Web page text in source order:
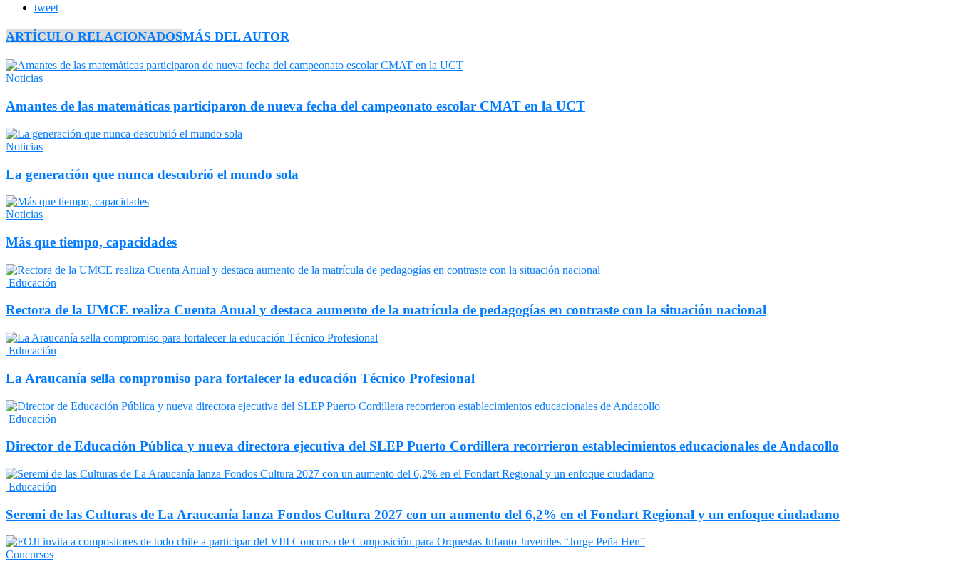
tweet
ARTÍCULO RELACIONADOSMÁS DEL AUTOR
Noticias
Amantes de las matemáticas participaron de nueva fecha del campeonato escolar CMAT en la UCT
Noticias
La generación que nunca descubrió el mundo sola
Noticias
Más que tiempo, capacidades
Educación
Rectora de la UMCE realiza Cuenta Anual y destaca aumento de la matrícula de pedagogías en contraste con la situación nacional
Educación
La Araucanía sella compromiso para fortalecer la educación Técnico Profesional
Educación
Director de Educación Pública y nueva directora ejecutiva del SLEP Puerto Cordillera recorrieron establecimientos educacionales de Andacollo
Educación
Seremi de las Culturas de La Araucanía lanza Fondos Cultura 2027 con un aumento del 6,2% en el Fondart Regional y un enfoque ciudadano
Concursos